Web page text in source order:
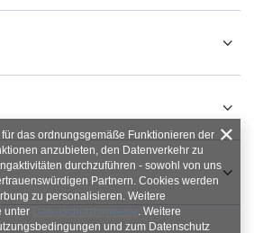
das ordnungsgemäße Funktionieren der
anzubieten, den Datenverkehr zu
durchzuführen - sowohl von uns
Partnern. Cookies werden
zu personalisieren. Weitere
unter Datenschutzhinweise. Weitere
und zum Datenschutz